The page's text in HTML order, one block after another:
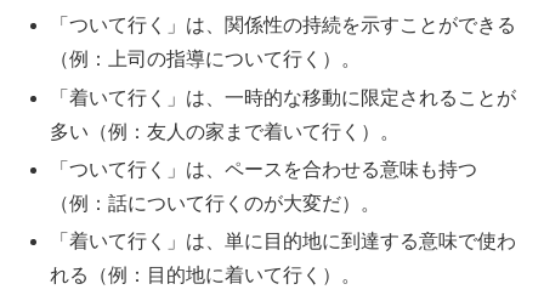
「ついて行く」は、関係性の持続を示すことができる
（例：上司の指導について行く）。
「着いて行く」は、一時的な移動に限定されることが
多い（例：友人の家まで着いて行く）。
「ついて行く」は、ペースを合わせる意味も持つ
（例：話について行くのが大変だ）。
「着いて行く」は、単に目的地に到達する意味で使わ
れる（例：目的地に着いて行く）。